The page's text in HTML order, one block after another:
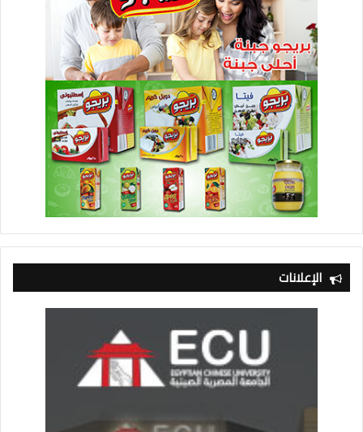
الإعلانات